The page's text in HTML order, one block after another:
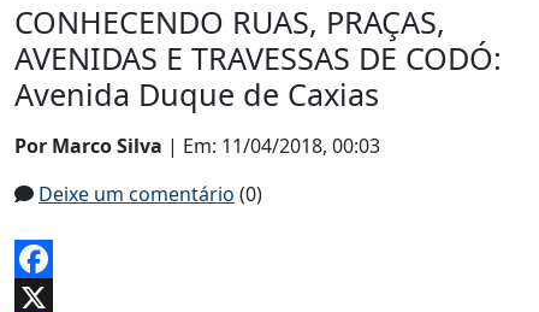
CONHECENDO RUAS, PRAÇAS,
AVENIDAS E TRAVESSAS DE CODÓ:
Avenida Duque de Caxias
Por Marco Silva | Em: 11/04/2018, 00:03
Deixe um comentário (0)
Facebook